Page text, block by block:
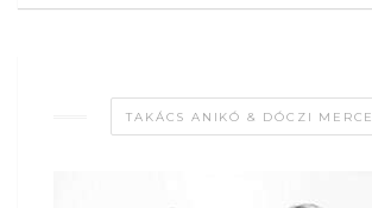
TAKÁCS ANIKÓ & DÓCZI